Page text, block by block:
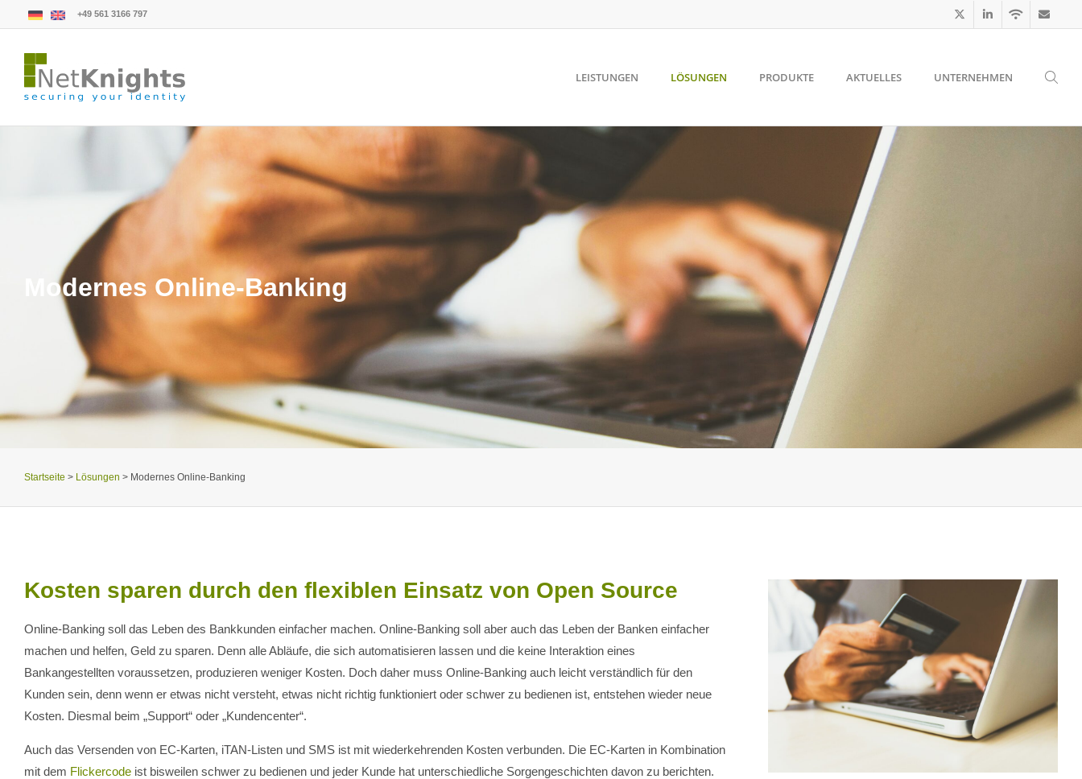
+49 561 3166 797
LEISTUNGEN LÖSUNGEN PRODUKTE AKTUELLES UNTERNEHMEN
Modernes Online-Banking
Startseite > Lösungen > Modernes Online-Banking
Kosten sparen durch den flexiblen Einsatz von Open Source
Online-Banking soll das Leben des Bankkunden einfacher machen. Online-Banking soll aber auch das Leben der Banken einfacher
machen und helfen, Geld zu sparen. Denn alle Abläufe, die sich automatisieren lassen und die keine Interaktion eines
Bankangestellten voraussetzen, produzieren weniger Kosten. Doch daher muss Online-Banking auch leicht verständlich für den
Kunden sein, denn wenn er etwas nicht versteht, etwas nicht richtig funktioniert oder schwer zu bedienen ist, entstehen wieder neue
Kosten. Diesmal beim „Support“ oder „Kundencenter“.
Auch das Versenden von EC-Karten, iTAN-Listen und SMS ist mit wiederkehrenden Kosten verbunden. Die EC-Karten in Kombination
mit dem Flickercode ist bisweilen schwer zu bedienen und jeder Kunde hat unterschiedliche Sorgengeschichten davon zu berichten.